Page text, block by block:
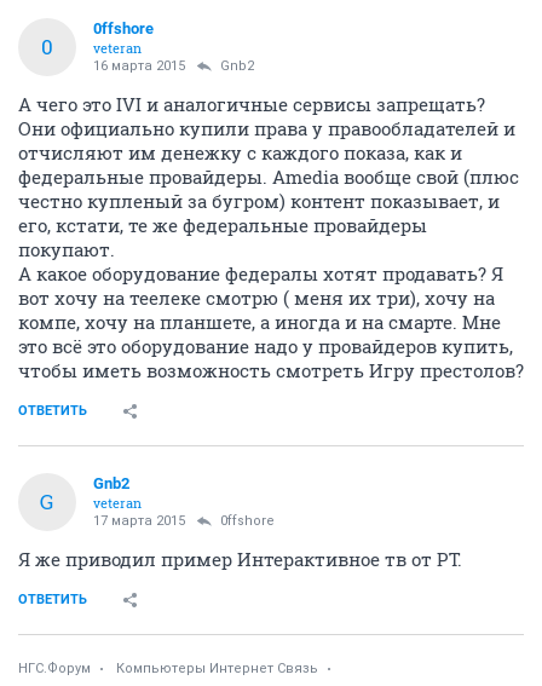
0
0ffshore
veteran
16 марта 2015 Gnb2
А чего это IVI и аналогичные сервисы запрещать?
Они официально купили права у правообладателей и
отчисляют им денежку с каждого показа, как и
федеральные провайдеры. Amedia вообще свой (плюс
честно купленый за бугром) контент показывает, и
его, кстати, те же федеральные провайдеры
покупают.
А какое оборудование федералы хотят продавать? Я
вот хочу на теелеке смотрю ( меня их три), хочу на
компе, хочу на планшете, а иногда и на смарте. Мне
это всё это оборудование надо у провайдеров купить,
чтобы иметь возможность смотреть Игру престолов?
ОТВЕТИТЬ
G
Gnb2
veteran
17 марта 2015 0ffshore
Я же приводил пример Интерактивное тв от РТ.
ОТВЕТИТЬ
НГС.Форум Компьютеры Интернет Связь